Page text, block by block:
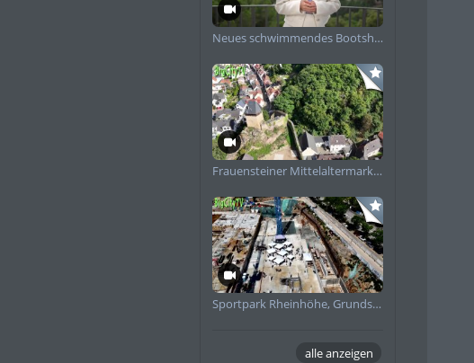
Neues schwimmendes Bootshaus in Schierstein angekommen
Frauensteiner Mittelaltermarkt Impressionen 2025
Sportpark Rheinhöhe, Grundsteinlegung
alle anzeigen